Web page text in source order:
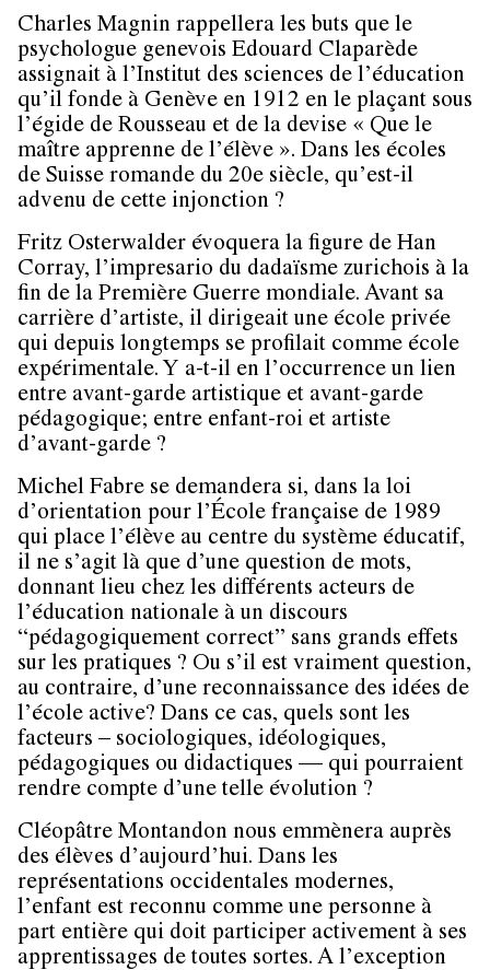
Charles Magnin rappellera les buts que le
psychologue genevois Edouard Claparède
assignait à l’Institut des sciences de l’éducation
qu’il fonde à Genève en 1912 en le plaçant sous
l’égide de Rousseau et de la devise « Que le
maître apprenne de l’élève ». Dans les écoles
de Suisse romande du 20e siècle, qu’est-il
advenu de cette injonction ?
Fritz Osterwalder évoquera la figure de Han
Corray, l’impresario du dadaïsme zurichois à la
fin de la Première Guerre mondiale. Avant sa
carrière d’artiste, il dirigeait une école privée
qui depuis longtemps se profilait comme école
expérimentale. Y a-t-il en l’occurrence un lien
entre avant-garde artistique et avant-garde
pédagogique; entre enfant-roi et artiste
d’avant-garde ?
Michel Fabre se demandera si, dans la loi
d’orientation pour l’École française de 1989
qui place l’élève au centre du système éducatif,
il ne s’agit là que d’une question de mots,
donnant lieu chez les différents acteurs de
l’éducation nationale à un discours
“pédagogiquement correct” sans grands effets
sur les pratiques ? Ou s’il est vraiment question,
au contraire, d’une reconnaissance des idées de
l’école active? Dans ce cas, quels sont les
facteurs – sociologiques, idéologiques,
pédagogiques ou didactiques –– qui pourraient
rendre compte d’une telle évolution ?
Cléopâtre Montandon nous emmènera auprès
des élèves d’aujourd’hui. Dans les
représentations occidentales modernes,
l’enfant est reconnu comme une personne à
part entière qui doit participer activement à ses
apprentissages de toutes sortes. A l’exception